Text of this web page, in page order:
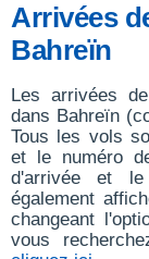
Arrivées
Bahreïn
Les arrivées
dans Bahreïn
Tous les vols
et le numéro
d'arrivée et
également
changeant
vous